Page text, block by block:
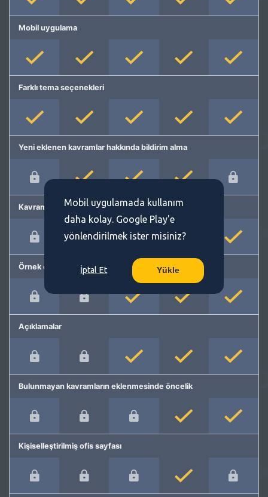
Mobil uygulama
Farklı tema seçenekleri
Yeni eklenen kavramlar hakkında bildirim alma
Kavram önerme
Örnek cümleler
Açıklamalar
Bulunmayan kavramların eklenmesinde öncelik
Kişiselleştirilmiş ofis sayfası
Mobil uygulamada kullanım
daha kolay. Google Play'e
yönlendirilmek ister misiniz?
İptal Et Yükle